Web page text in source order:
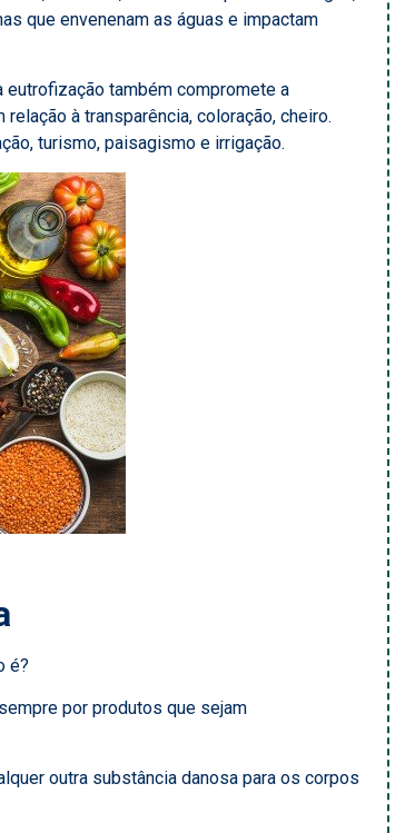
que envenenam as águas e impactam
também compromete a
à transparência, coloração, cheiro.
turismo, paisagismo e irrigação.
é?
por produtos que sejam
outra substância danosa para os corpos